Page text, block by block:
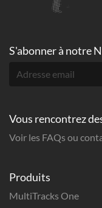
Produits
MultiTracks One
S'abonner à notre
Vous rencontrez
Voir les FAQs ou